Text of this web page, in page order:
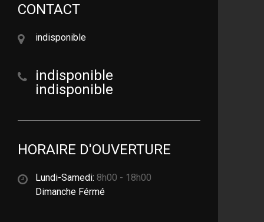
CONTACT
indisponible
indisponible
indisponible
HORAIRE D'OUVERTURE
Lundi-Samedi: 8h00 - 18h00
Dimanche Férmé